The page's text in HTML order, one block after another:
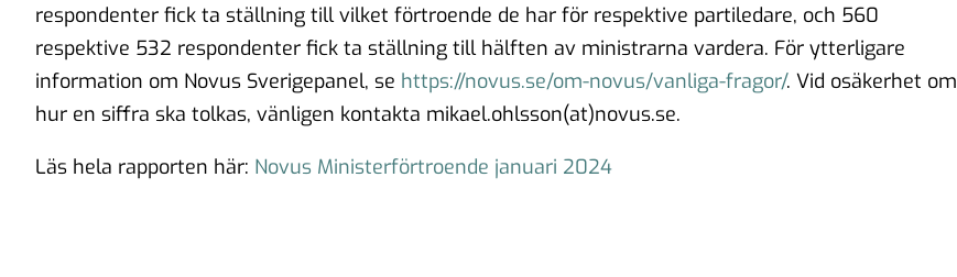
respondenter fick ta ställning till vilket förtroende de har för respektive partiledare, och 560
respektive 532 respondenter fick ta ställning till hälften av ministrarna vardera. För ytterligare
information om Novus Sverigepanel, se https://novus.se/om-novus/vanliga-fragor/. Vid osäkerhet om
hur en siffra ska tolkas, vänligen kontakta mikael.ohlsson(at)novus.se.
Läs hela rapporten här: Novus Ministerförtroende januari 2024